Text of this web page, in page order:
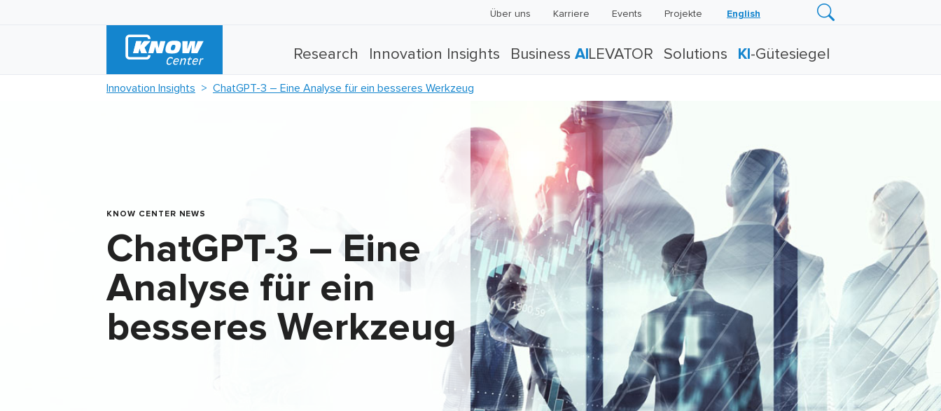
Über uns Karriere Events Projekte English
Research Innovation Insights Business AI LEVATOR Solutions KI -Gütesiegel
Innovation Insights ChatGPT-3 – Eine Analyse für ein besseres Werkzeug
KNOW CENTER NEWS
ChatGPT-3 – Eine
Analyse für ein
besseres Werkzeug